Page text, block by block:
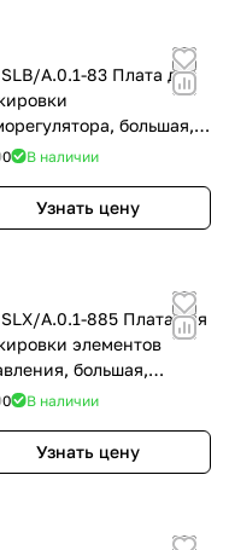
SLB/A.0.1-83 Плата для
большая,
алюминий
0 В наличии
Узнать цену
A.0.1-885 Плата для
элементов
большая,
бархат
0 В наличии
Узнать цену